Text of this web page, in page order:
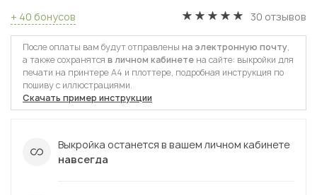
+ 40 бонусов 30 отзывов
После оплаты вам будут отправлены на электронную почту,
а также сохранятся в личном кабинете на сайте: выкройки для
печати на принтере А4 и плоттере, подробная инструкция по
пошиву с иллюстрациями.
Скачать пример инструкции
Выкройка останется в вашем личном кабинете
навсегда